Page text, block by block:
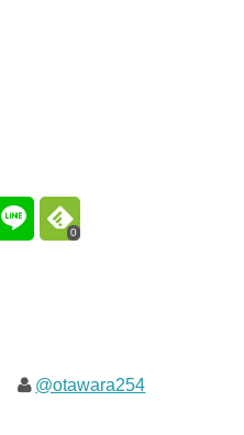
0
@otawara254